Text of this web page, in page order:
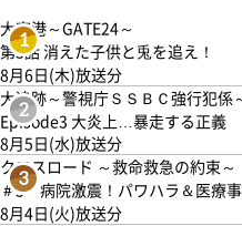
1
大空港～GATE24～
第3話 消えた子供と兎を追え！
8月6日(木)放送分
2
大追跡～警視庁ＳＳＢＣ強行犯係
Episode3 大炎上…暴走する正義
8月5日(水)放送分
3
クロスロード ～救命救急の約束～
＃5 病院激震！パワハラ＆医療
8月4日(火)放送分